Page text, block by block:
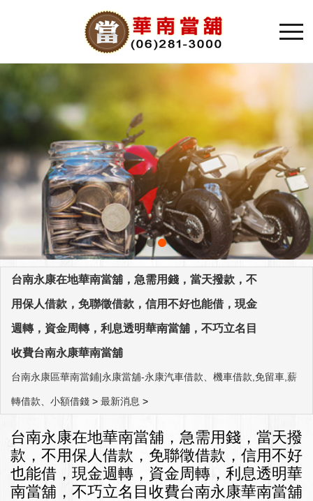
台南永康在地華南當舖，急需用錢，當天撥款，不
用保人借款，免聯徵借款，信用不好也能借，現金
週轉，資金周轉，利息透明華南當舖，不巧立名目
收費台南永康華南當舖
台南永康區華南當鋪|永康當舖-永康汽車借款、機車借款,免留車,薪
轉借款、小額借錢 > 最新消息 >
台南永康在地華南當舖，急需用錢，當天撥
款，不用保人借款，免聯徵借款，信用不好
也能借，現金週轉，資金周轉，利息透明華
南當舖，不巧立名目收費台南永康華南當舖